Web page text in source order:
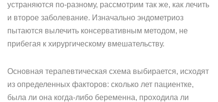
устраняются по-разному, рассмотрим так же, как лечить
и второе заболевание. Изначально эндометриоз
пытаются вылечить консервативным методом, не
прибегая к хирургическому вмешательству.
Основная терапевтическая схема выбирается, исходят
из определенных факторов: сколько лет пациентке,
была ли она когда-либо беременна, проходила ли